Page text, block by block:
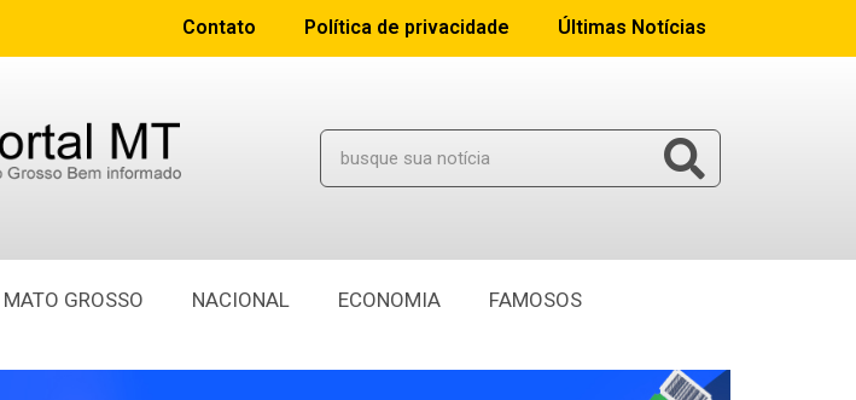
Contato Política de privacidade Últimas Notícias
MATO GROSSO NACIONAL ECONOMIA FAMOSOS